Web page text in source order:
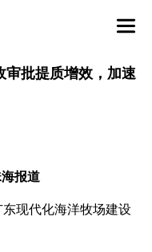
审批提质增效，加速
报道
东现代化海洋牧场建设